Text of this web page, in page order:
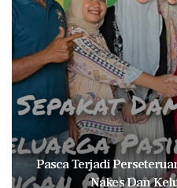
Pasca Terjadi
Nakes Dan